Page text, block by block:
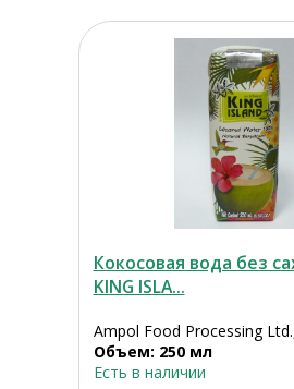
Кокосовая вода без
KING ISLA...
Ampol Food Processing
Объем: 250 мл
Есть в наличии